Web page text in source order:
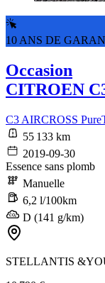
10 ANS DE
Occasion
CITROEN
C3 AIRCROSS
55 133 km
2019-09-30
Essence sans plomb
Manuelle
6,2 l/100km
D (141 g/km)
STELLANTIS